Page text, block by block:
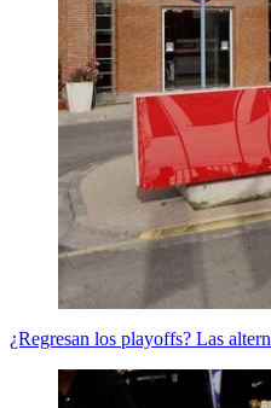
¿Regresan los playoffs? Las